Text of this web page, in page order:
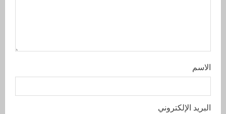
الاسم
البريد الإلكتروني